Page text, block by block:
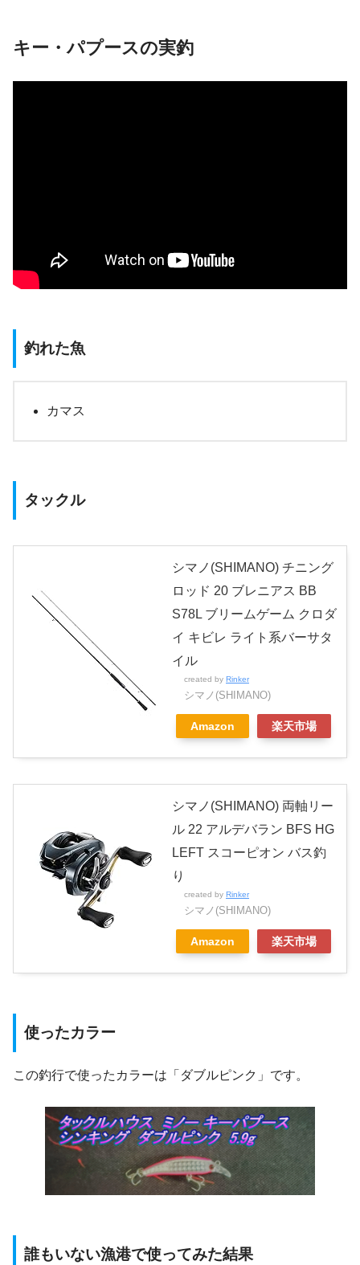
キー・パプースの実釣
釣れた魚
カマス
タックル
シマノ(SHIMANO) チニング
ロッド 20 ブレニアス BB
S78L ブリームゲーム クロダ
イ キビレ ライト系バーサタ
イル
created by Rinker
シマノ(SHIMANO)
Amazon 楽天市場
シマノ(SHIMANO) 両軸リー
ル 22 アルデバラン BFS HG
LEFT スコーピオン バス釣
り
created by Rinker
シマノ(SHIMANO)
Amazon 楽天市場
使ったカラー
この釣行で使ったカラーは「ダブルピンク」です。
誰もいない漁港で使ってみた結果